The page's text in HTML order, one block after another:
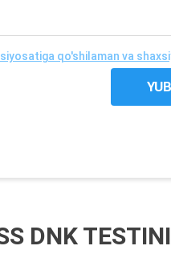
qo'shilaman va
DNK